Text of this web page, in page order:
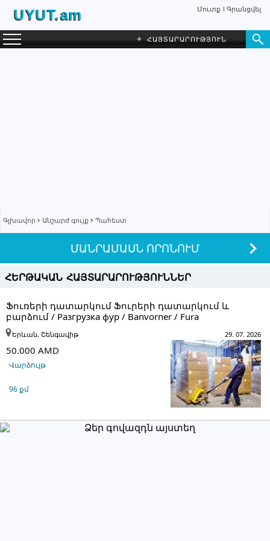
UYUT.am Մուտք Գրանցվել
+ ՀԱՅՏԱՐԱՐՈՒԹՅՈՒՆ
Գլխավոր Անշարժ գույք Պահեստ
ՄԱՆՐԱՄԱՍՆ ՈՐՈՆՈՒՄ
ՀԵՐԹԱԿԱՆ ՀԱՅՏԱՐԱՐՈՒԹՅՈՒՆՆԵՐ
Ֆուռերի դատարկում Ֆուրերի դատարկում և
բարձում / Разгрузка фур / Banvorner / Fura
50.000 AMD
Վարձույթ
96 քմ
29. 07. 2026
Երևան, Շենգավիթ